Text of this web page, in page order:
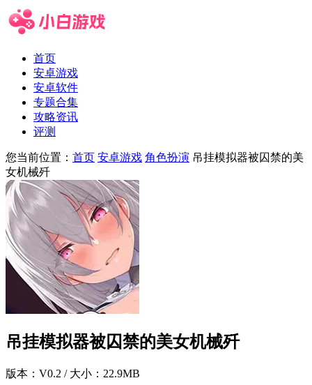
首页
安卓游戏
安卓软件
专题合集
攻略资讯
评测
您当前位置： 首页 安卓游戏 角色扮演 吊挂模拟器被囚禁的美
女机械歼
吊挂模拟器被囚禁的美女机械歼
版本： V0.2 / 大小：22.9MB